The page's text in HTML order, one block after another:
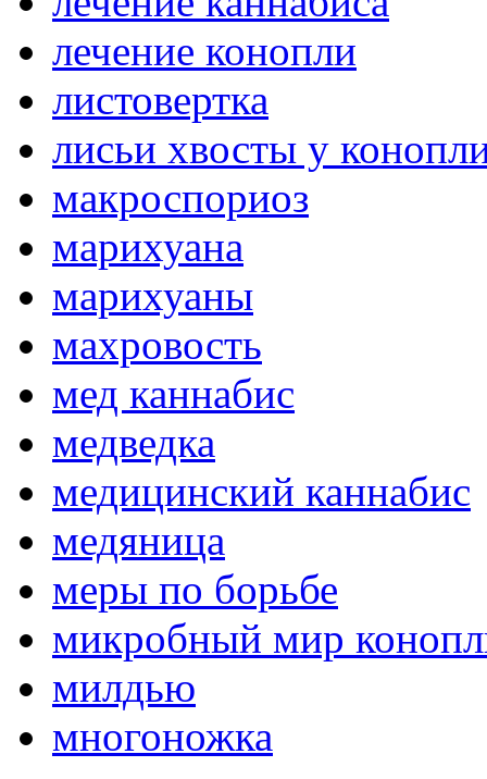
лечение конопли
листовертка
лисьи хвосты у
макроспориоз
марихуана
марихуаны
махровость
мед каннабис
медведка
медицинский каннабис
медяница
меры по борьбе
микробный мир
милдью
многоножка